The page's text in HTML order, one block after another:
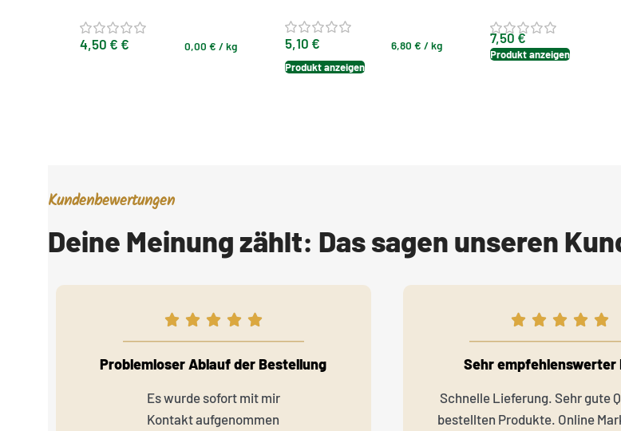
4,50 € € 0,00 € /kg 5,10 € 6,80 € /kg
Produkt anzeigen
für die Brotzeit
7,50 €
Produkt anzeigen
Kundenbewertungen
Deine Meinung zählt: Das sagen unseren
Problemloser Ablauf der Bestellung
Es wurde sofort mit mir
Kontakt aufgenommen
Sehr empfehlenswerter
Schnelle Lieferung. Sehr gute
bestellten Produkte. Online